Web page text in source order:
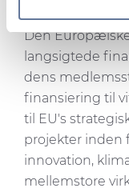
provide social
We also share
our social media,
may combine it
provided to them
of their services.
Den
langsigtede
dens
finansiering til
til EU's
projekter inden
innovation,
mellemstore